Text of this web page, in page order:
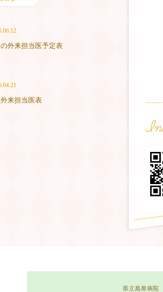
外来担当医予定表
来担当医表